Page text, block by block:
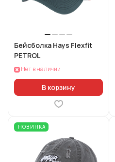
Бейсболка Hays Flexfit
PETROL
Нет в наличии
В корзину
НОВИНКА